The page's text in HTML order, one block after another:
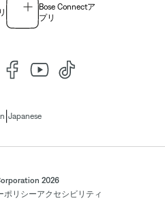
Bose Connectア
プリ
Japanese
2026
ポリシーアクセシビリティ